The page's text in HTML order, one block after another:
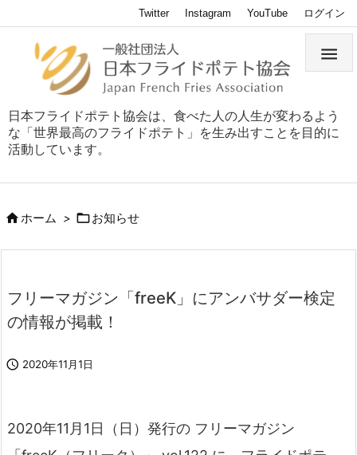
日本フライドポテト協会は、食べた人の人生が変わるよう
な「世界最高のフライドポテト」を生み出すことを目的に
活動しています。

Twitter Instagram YouTube ログイン
ホーム > お知らせ
フリーマガジン「freeK」にアンバサダー検定
の情報が掲載！
 2020年11月1日
2020年11月1日（日）発行の フリーマガジン